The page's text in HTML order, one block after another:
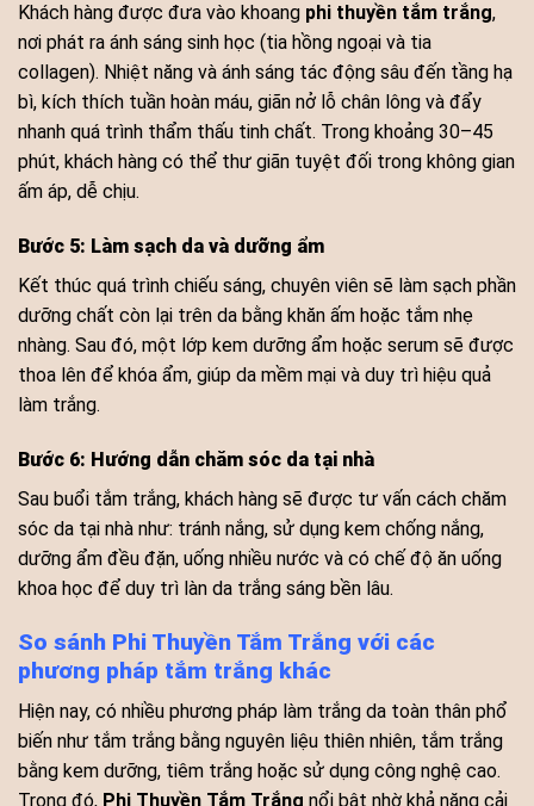
Khách hàng được đưa vào khoang phi thuyền tắm trắng,
nơi phát ra ánh sáng sinh học (tia hồng ngoại và tia
collagen). Nhiệt năng và ánh sáng tác động sâu đến tầng hạ
bì, kích thích tuần hoàn máu, giãn nở lỗ chân lông và đẩy
nhanh quá trình thẩm thấu tinh chất. Trong khoảng 30–45
phút, khách hàng có thể thư giãn tuyệt đối trong không gian
ấm áp, dễ chịu.
Bước 5: Làm sạch da và dưỡng ẩm
Kết thúc quá trình chiếu sáng, chuyên viên sẽ làm sạch phần
dưỡng chất còn lại trên da bằng khăn ấm hoặc tắm nhẹ
nhàng. Sau đó, một lớp kem dưỡng ẩm hoặc serum sẽ được
thoa lên để khóa ẩm, giúp da mềm mại và duy trì hiệu quả
làm trắng.
Bước 6: Hướng dẫn chăm sóc da tại nhà
Sau buổi tắm trắng, khách hàng sẽ được tư vấn cách chăm
sóc da tại nhà như: tránh nắng, sử dụng kem chống nắng,
dưỡng ẩm đều đặn, uống nhiều nước và có chế độ ăn uống
khoa học để duy trì làn da trắng sáng bền lâu.
So sánh Phi Thuyền Tắm Trắng với các
phương pháp tắm trắng khác
Hiện nay, có nhiều phương pháp làm trắng da toàn thân phổ
biến như tắm trắng bằng nguyên liệu thiên nhiên, tắm trắng
bằng kem dưỡng, tiêm trắng hoặc sử dụng công nghệ cao.
Trong đó, Phi Thuyền Tắm Trắng nổi bật nhờ khả năng cải